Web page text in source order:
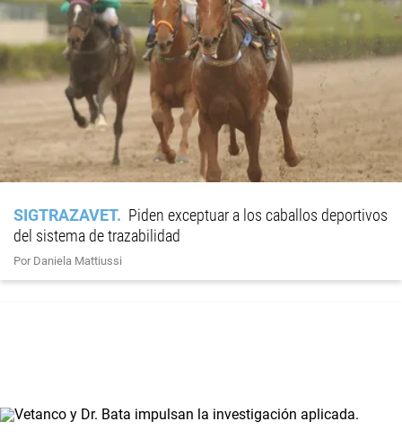
SIGTRAZAVET
Piden exceptuar a los caballos deportivos
del sistema de trazabilidad
Por Daniela Mattiussi